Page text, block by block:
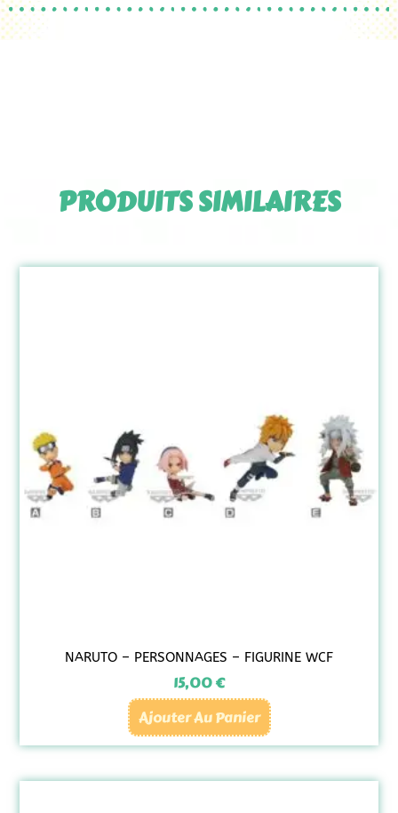
PRODUITS SIMILAIRES
NARUTO – PERSONNAGES – FIGURINE WCF
15,00€
Ajouter Au Panier